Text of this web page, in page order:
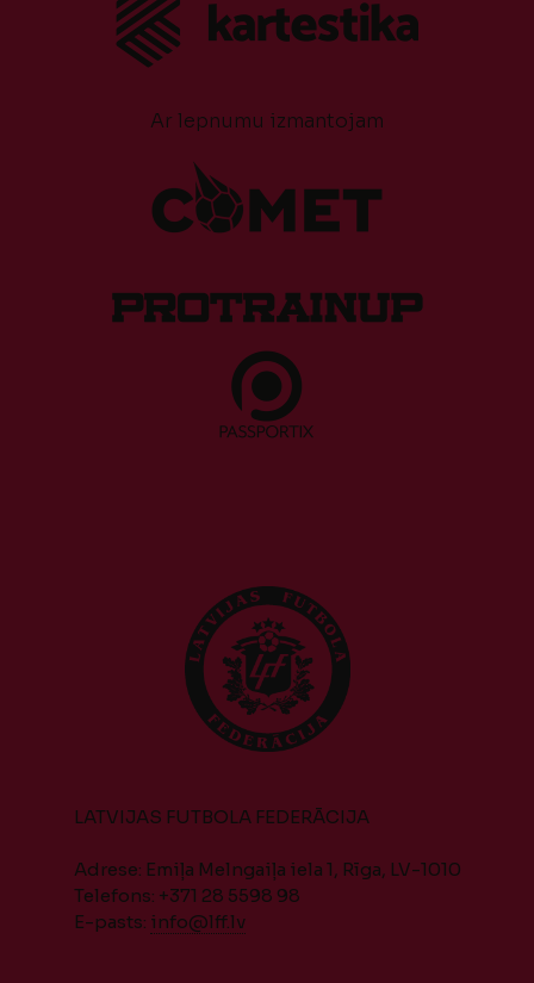
Ar lepnumu izmantojam
LATVIJAS FUTBOLA FEDERĀCIJA
Adrese: Emiļa Melngaiļa iela 1, Rīga, LV-1010
Telefons: +371 28 5598 98
E-pasts: info@lff.lv